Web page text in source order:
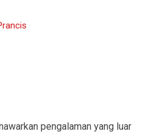
pengalaman yang luar